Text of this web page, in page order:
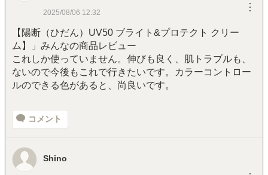
2025/08/06 12:32 ︙
【陽断（ひだん）UV50 ブライト&プロテクト クリー
ム】」みんなの商品レビュー
これしか使っていません。伸びも良く、肌トラブルも、
ないので今後もこれで行きたいです。カラーコントロー
ルのできる色があると、尚良いです。
コメント
Shino